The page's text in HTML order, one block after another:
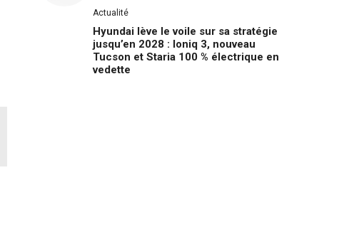
Actualité
Hyundai lève le voile sur sa stratégie
jusqu’en 2028 : Ioniq 3, nouveau
Tucson et Staria 100 % électrique en
vedette